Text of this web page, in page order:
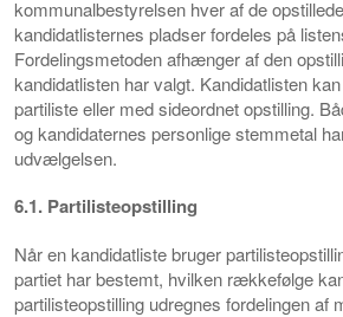
kommunalbestyrelsen hver af de
kandidatlisternes pladser fordeles på
Fordelingsmetoden afhænger af den
kandidatlisten har valgt. Kandidatlisten
partiliste eller med sideordnet opstilling.
og kandidaternes personlige stemmetal
udvælgelsen.
6.1. Partilisteopstilling
Når en kandidatliste bruger
partiet har bestemt, hvilken rækkefølge
partilisteopstilling udregnes fordelingen af